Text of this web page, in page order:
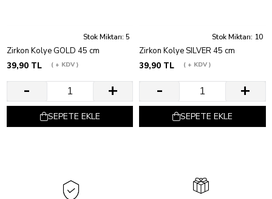
Stok Miktarı: 5
Zirkon Kolye GOLD 45 cm
39,90 TL
+ KDV
SEPETE EKLE
Stok Miktarı: 10
Zirkon Kolye SILVER 45 cm
39,90 TL
+ KDV
SEPETE EKLE